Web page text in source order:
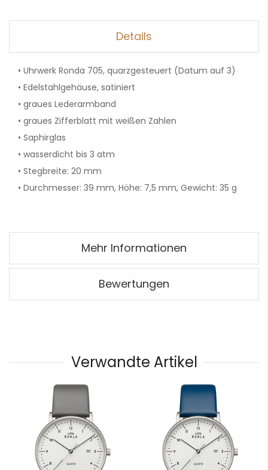
Details
• Uhrwerk Ronda 705, quarzgesteuert (Datum auf 3)
• Edelstahlgehäuse, satiniert
• graues Lederarmband
• graues Zifferblatt mit weißen Zahlen
• Saphirglas
• wasserdicht bis 3 atm
• Stegbreite: 20 mm
• Durchmesser: 39 mm, Höhe: 7,5 mm, Gewicht: 35 g
Mehr Informationen
Bewertungen
Verwandte Artikel